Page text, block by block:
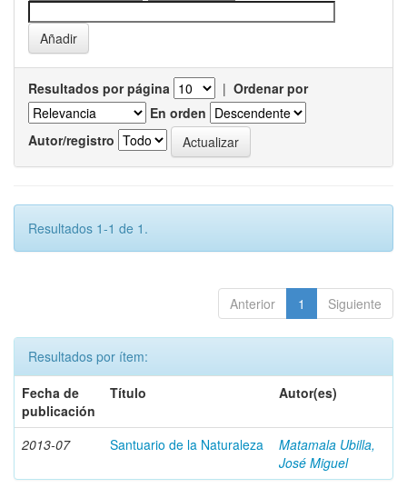
Resultados por página | Ordenar por
En orden
Autor/registro
Resultados 1-1 de 1.
Anterior 1 Siguiente
Resultados por ítem:
Fecha de
publicación
Título Autor(es)
2013-07 Santuario de la Naturaleza
Matamala Ubilla,
José Miguel